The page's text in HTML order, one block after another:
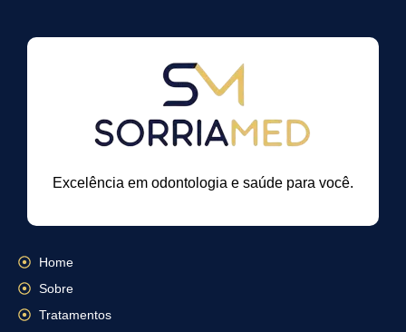
Excelência em odontologia e saúde para você.
Home
Sobre
Tratamentos